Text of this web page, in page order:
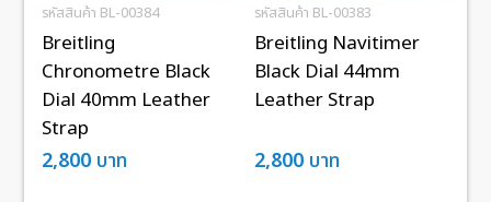
รหัสสินค้า BL-00384
Breitling
Chronometre Black
Dial 40mm Leather
Strap
2,800 บาท
รหัสสินค้า BL-00383
Breitling Navitimer
Black Dial 44mm
Leather Strap
2,800 บาท